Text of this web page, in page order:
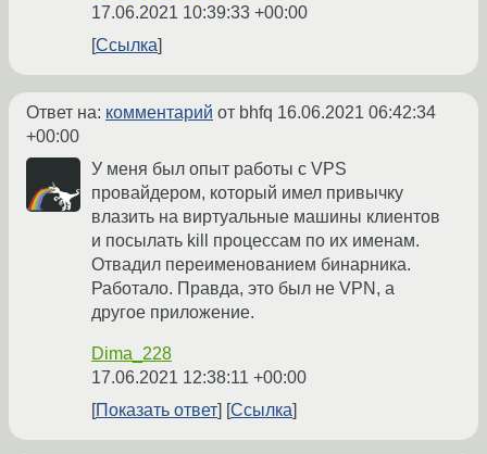
17.06.2021 10:39:33 +00:00
Ссылка
Ответ на: комментарий от bhfq 16.06.2021 06:42:34
+00:00
У меня был опыт работы с VPS
провайдером, который имел привычку
влазить на виртуальные машины клиентов
и посылать kill процессам по их именам.
Отвадил переименованием бинарника.
Работало. Правда, это был не VPN, а
другое приложение.
Dima_228
17.06.2021 12:38:11 +00:00
Показать ответ
Ссылка